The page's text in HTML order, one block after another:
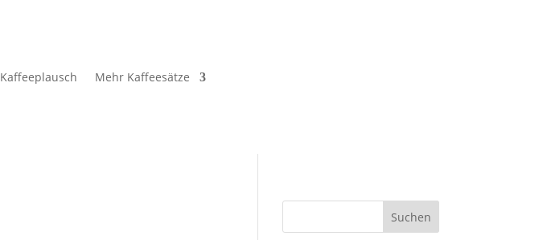
Kaffeeplausch Mehr Kaffeesätze